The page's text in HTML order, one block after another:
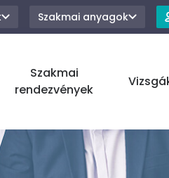
Szakmai anyagok
Szakmai
rendezvények